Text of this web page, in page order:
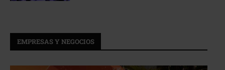
EMPRESAS Y NEGOCIOS